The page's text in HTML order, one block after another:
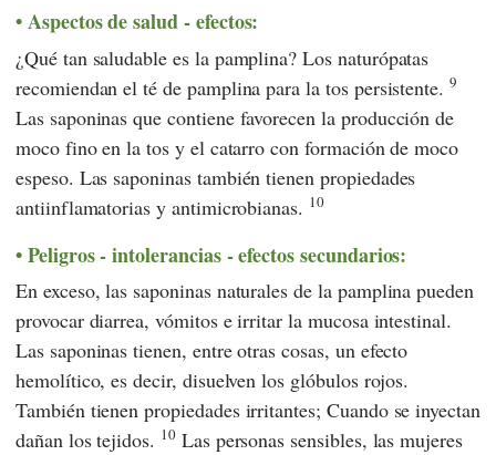
Aspectos de salud - efectos:
¿Qué tan saludable es la pamplina? Los naturópatas
recomiendan el té de pamplina para la tos persistente.9
Las saponinas que contiene favorecen la producción de
moco fino en la tos y el catarro con formación de moco
espeso. Las saponinas también tienen propiedades
antiinflamatorias y antimicrobianas. 10
Peligros - intolerancias - efectos secundarios:
En exceso, las saponinas naturales de la pamplina pueden
provocar diarrea, vómitos e irritar la mucosa intestinal.
Las saponinas tienen, entre otras cosas, un efecto
hemolítico, es decir, disuelven los glóbulos rojos.
También tienen propiedades irritantes; Cuando se inyectan
dañan los tejidos. 10Las personas sensibles, las mujeres